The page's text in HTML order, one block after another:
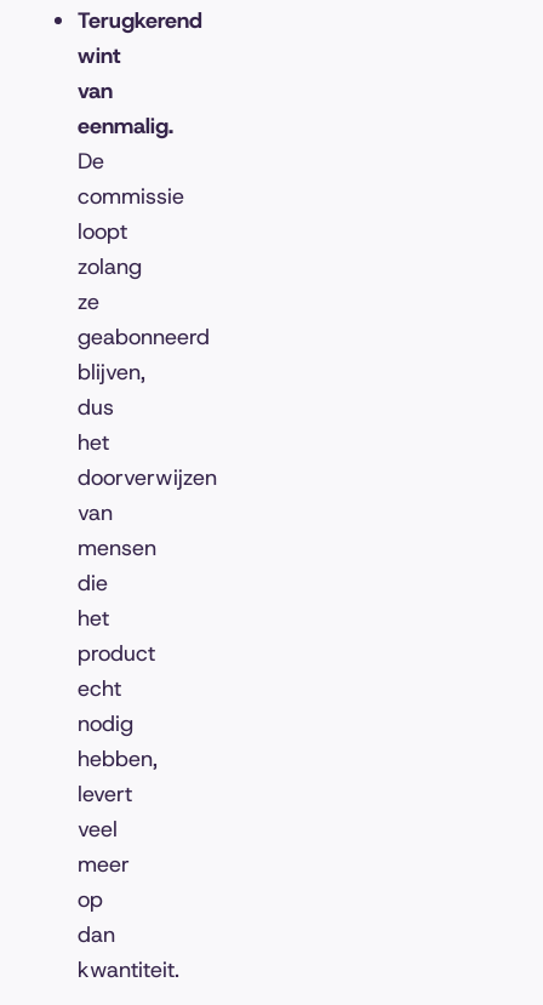
Terugkerend
wint
van
eenmalig.
De
commissie
loopt
zolang
ze
geabonneerd
blijven,
dus
het
doorverwijzen
van
mensen
die
het
product
echt
nodig
hebben,
levert
veel
meer
op
dan
kwantiteit.